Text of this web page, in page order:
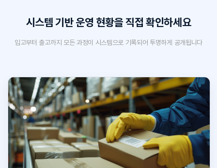
시스템 기반 운영 현황을 직접 확인하세요
입고부터 출고까지 모든 과정이 시스템으로 기록되어 투명하게 공개됩니다